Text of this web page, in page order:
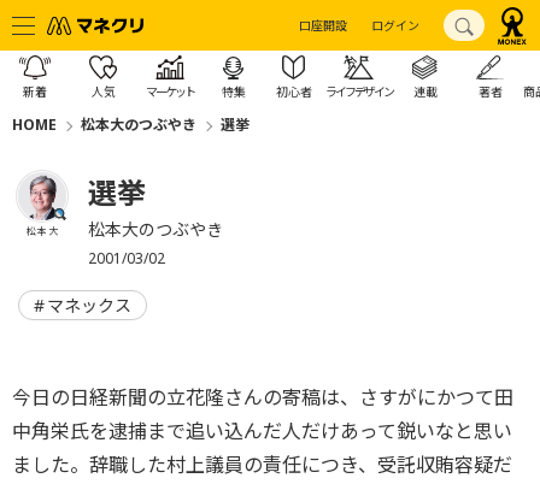
口座開設 ログイン
新着 人気 マーケット 特集 初心者 ライフデザイン 連載 著者 商
HOME 松本大のつぶやき 選挙
松本 大
選挙
松本大のつぶやき
2001/03/02
マネックス
今日の日経新聞の立花隆さんの寄稿は、さすがにかつて田
中角栄氏を逮捕まで追い込んだ人だけあって鋭いなと思い
ました。辞職した村上議員の責任につき、受託収賄容疑だ